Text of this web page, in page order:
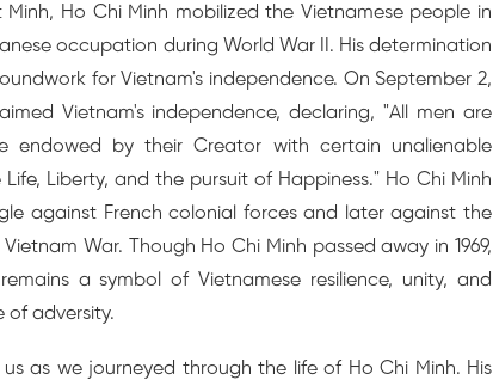
Ho Chi Minh mobilized the Vietnamese people in
occupation during World War II. His determination
for Vietnam's independence. On September 2,
Vietnam's independence, declaring, "All men are
endowed by their Creator with certain unalienable
Liberty, and the pursuit of Happiness." Ho Chi Minh
against French colonial forces and later against the
War. Though Ho Chi Minh passed away in 1969,
a symbol of Vietnamese resilience, unity, and
of adversity.
us as we journeyed through the life of Ho Chi Minh. His